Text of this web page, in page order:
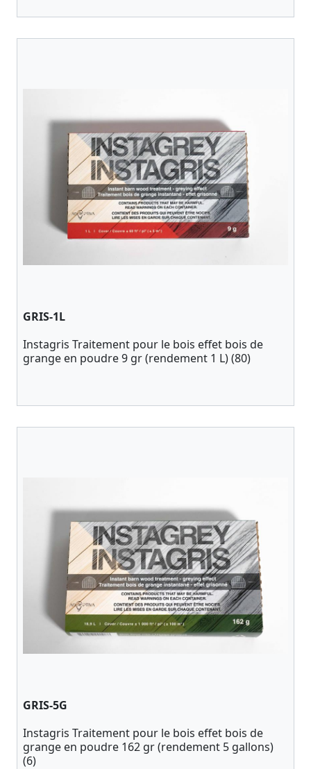
GRIS-1L
Instagris Traitement pour le bois effet bois de
grange en poudre 9 gr (rendement 1 L) (80)
GRIS-5G
Instagris Traitement pour le bois effet bois de
grange en poudre 162 gr (rendement 5 gallons)
(6)